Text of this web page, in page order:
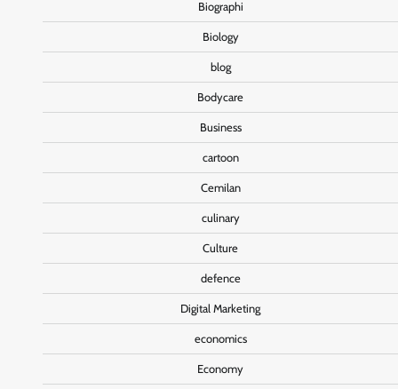
Biographi
Biology
blog
Bodycare
Business
cartoon
Cemilan
culinary
Culture
defence
Digital Marketing
economics
Economy